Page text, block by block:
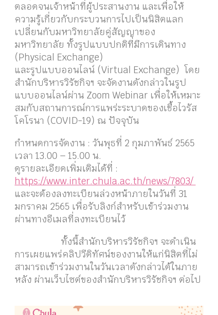
ตลอดจนเจ้าหน้าที่ผู้ประสานงาน และเพื่อให้
ความรู้เกี่ยวกับกระบวนการไปเป็นนิสิตแลก
เปลี่ยนกับมหาวิทยาลัยคู่สัญญาของ
มหาวิทยาลัย ทั้งรูปแบบปกติที่มีการเดินทาง
(Physical Exchange)
และรูปแบบออนไลน์ (Virtual Exchange) โดย
สำนักบริหารวิรัชกิจฯ จะจัดงานดังกล่าวในรูป
แบบออนไลน์ผ่าน Zoom Webinar เพื่อให้เหมาะ
สมกับสถานการณ์การแพร่ะระบาดของเชื้อไวรัส
โคโรนา (COVID-19) ณ ปัจจุบัน
กำหนดการจัดงาน : วันพุธที่ 2 กุมภาพันธ์ 2565
เวลา 13.00 – 15.00 น.
ดูรายละเอียดเพิ่มเติมได้ที่ :
https://www.inter.chula.ac.th/news/7803/
และจะต้องลงทะเบียนล่วงหน้าภายในวันที่ 31
มกราคม 2565 เพื่อรับลิงก์สำหรับเข้าร่วมงาน
ผ่านทางอีเมลที่ลงทะเบียนไว้
ทั้งนี้สำนักบริหารวิรัชกิจฯ จะดำเนิน
การเผยแพร่คลิปวีดิทัศน์ของงานให้แก่นิสิตที่ไม่
สามารถเข้าร่วมงานในวันเวลาดังกล่าวได้ในภาย
หลัง ผ่านเว็บไซต์ของสำนักบริหารวิรัชกิจฯ ต่อไป